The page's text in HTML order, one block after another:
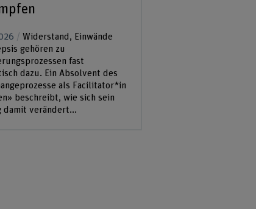
Widerstand, Einwände
gehören zu
fast
dazu. Ein Absolvent des
als Facilitator*in
beschreibt, wie sich sein
damit verändert...